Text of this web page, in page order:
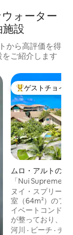
ォーター
設
から高評価を得
ご紹介します
大好評のゲスト
ゲストチョイス
ムロ・アルトのマ
ン・アパート
「Nui Supreme
ムーロアルト
ヌイ・スプリーム
室（64m²）のフ
イベートコンドミ
が整っており、家
れています。ここ
河川 · ビーチ ·チ